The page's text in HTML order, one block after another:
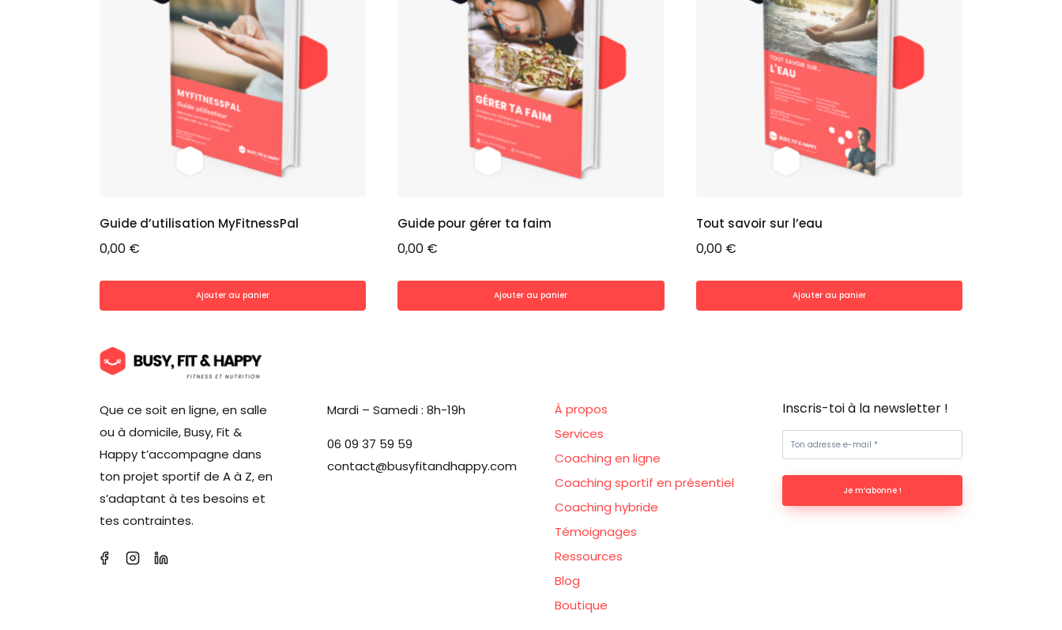
Guide d’utilisation MyFitnessPal
0,00 €
Ajouter au panier
Guide pour gérer ta faim
0,00 €
Ajouter au panier
Tout savoir sur l’eau
0,00 €
Ajouter au panier
Que ce soit en ligne, en salle
ou à domicile, Busy, Fit &
Happy t’accompagne dans
ton projet sportif de A à Z, en
s’adaptant à tes besoins et
tes contraintes.
Mardi – Samedi : 8h-19h
06 09 37 59 59
contact@busyfitandhappy.com
À propos
Services
Coaching en ligne
Coaching sportif en présentiel
Coaching hybride
Témoignages
Ressources
Blog
Boutique
Inscris-toi à la newsletter !